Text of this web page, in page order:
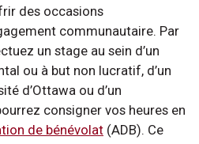
des occasions
communautaire. Par
un stage au sein d’un
ou à but non lucratif, d’un
d’Ottawa ou d’un
consigner vos heures en
de bénévolat (ADB). Ce